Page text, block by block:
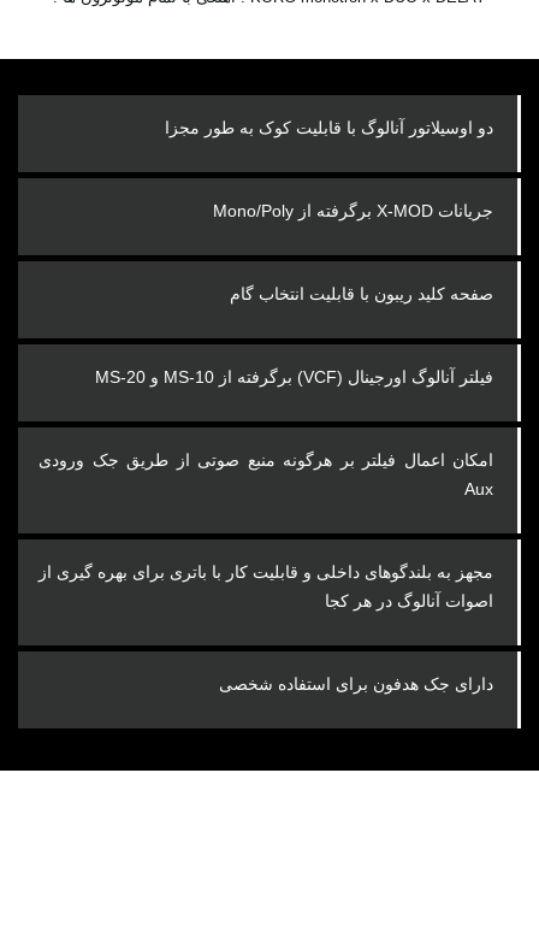
دو اوسیلاتور آنالوگ با قابلیت کوک به طور مجزا
جریانات X-MOD برگرفته از Mono/Poly
صفحه کلید ریبون با قابلیت انتخاب گام
فیلتر آنالوگ اورجینال (VCF) برگرفته از MS-10 و MS-20
امکان اعمال فیلتر بر هرگونه منبع صوتی از طریق جک ورودی
Aux
مجهز به بلندگوهای داخلی و قابلیت کار با باتری برای بهره گیری از
اصوات آنالوگ در هر کجا
دارای جک هدفون برای استفاده شخصی